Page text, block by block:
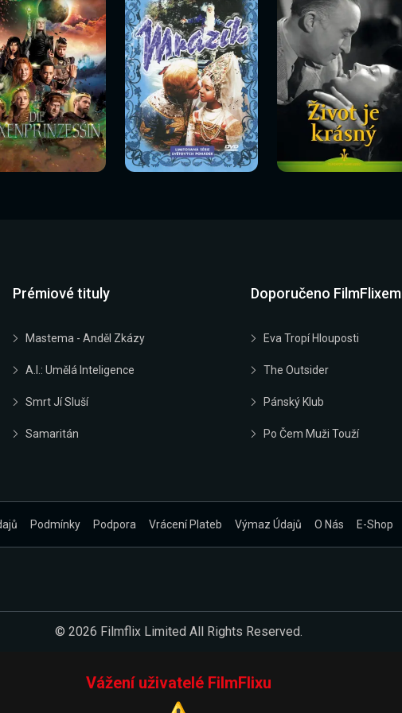
nyní
Sledovat
nyní
Sledovat nyní
Sledovat
nyní
Sledovat nyní
Prémiové tituly
Mastema - Anděl Zkázy
A.I.: Umělá Inteligence
Smrt Jí Sluší
Samaritán
Doporučeno FilmFlixem
Eva Tropí Hlouposti
The Outsider
Pánský Klub
Po Čem Muži Touží
Podmínky Podpora Vrácení Plateb Výmaz Údajů O Nás E-Shop
© 2026 Filmflix Limited All Rights Reserved.
Vážení uživatelé FilmFlixu